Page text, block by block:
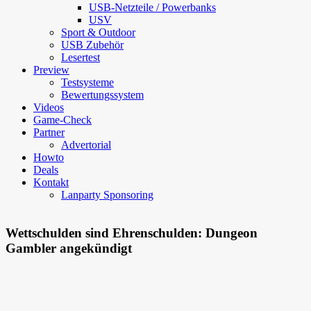
USB-Netzteile / Powerbanks
USV
Sport & Outdoor
USB Zubehör
Lesertest
Preview
Testsysteme
Bewertungssystem
Videos
Game-Check
Partner
Advertorial
Howto
Deals
Kontakt
Lanparty Sponsoring
Wettschulden sind Ehrenschulden: Dungeon
Gambler angekündigt